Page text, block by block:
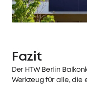
Fazit
Der HTW Berlin
Werkzeug für alle, die